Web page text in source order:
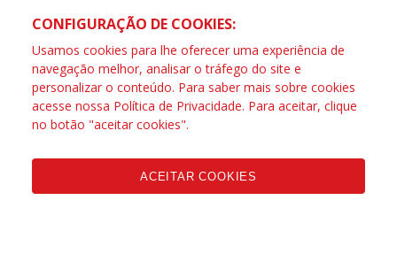
CONFIGURAÇÃO DE COOKIES:
Usamos cookies para lhe oferecer uma experiência de
navegação melhor, analisar o tráfego do site e
personalizar o conteúdo. Para saber mais sobre cookies
acesse nossa Política de Privacidade. Para aceitar, clique
no botão "aceitar cookies".
ACEITAR COOKIES